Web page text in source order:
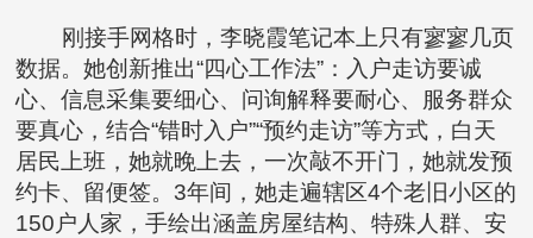
刚接手网格时，李晓霞笔记本上只有寥寥几页
数据。她创新推出“四心工作法”：入户走访要诚
心、信息采集要细心、问询解释要耐心、服务群众
要真心，结合“错时入户”“预约走访”等方式，白天
居民上班，她就晚上去，一次敲不开门，她就发预
约卡、留便签。3年间，她走遍辖区4个老旧小区的
150户人家，手绘出涵盖房屋结构、特殊人群、安